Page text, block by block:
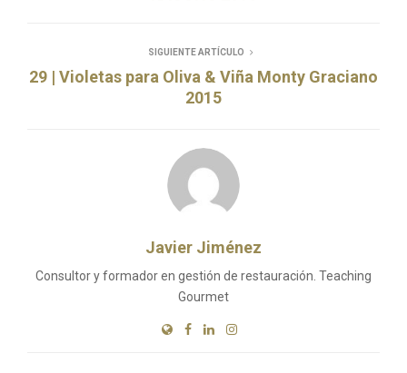
SIGUIENTE ARTÍCULO
29 | Violetas para Oliva & Viña Monty Graciano
2015
Javier Jiménez
Consultor y formador en gestión de restauración. Teaching
Gourmet